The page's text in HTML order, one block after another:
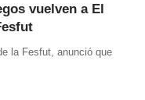
vuelven a El
la Fesfut, anunció que